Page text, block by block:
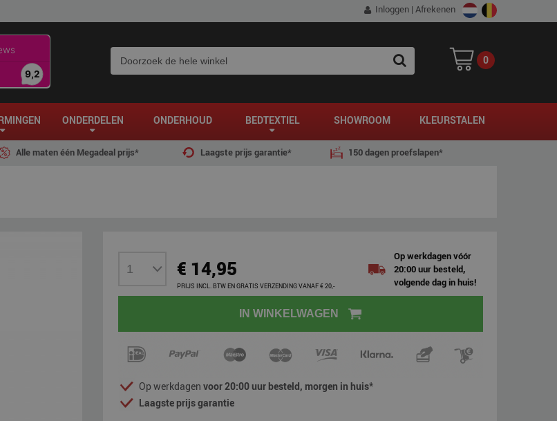
Inloggen | Afrekenen
0
SEARCH
ONDERDELEN ONDERHOUD BEDTEXTIEL SHOWROOM KLEURSTALEN
Alle maten één Megadeal prijs* Laagste prijs garantie* 150 dagen proefslapen*
€ 14,95
PRIJS INCL. BTW EN GRATIS VERZENDING VANAF € 20,-
Op werkdagen vóór
20:00 uur besteld,
volgende dag in huis!
IN WINKELWAGEN
Op werkdagen voor 20:00 uur besteld, morgen in huis*
Laagste prijs garantie